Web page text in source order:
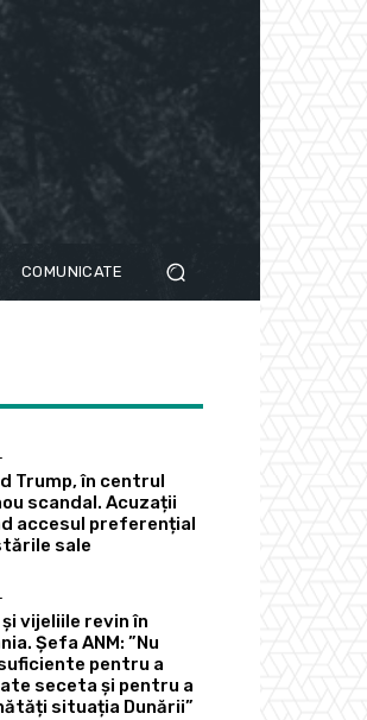
COMUNICATE
Trump, în centrul
scandal. Acuzații
accesul preferențial
sale
și vijeliile revin în
Șefa ANM: ”Nu
pentru a
seceta și pentru a
situația Dunării”